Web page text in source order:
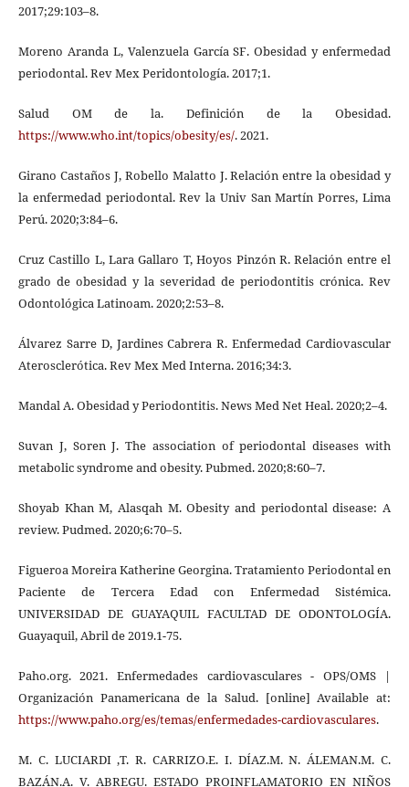
2017;29:103–8.
Moreno Aranda L, Valenzuela García SF. Obesidad y enfermedad
periodontal. Rev Mex Peridontología. 2017;1.
Salud OM de la. Definición de la Obesidad.
https://www.who.int/topics/obesity/es/. 2021.
Girano Castaños J, Robello Malatto J. Relación entre la obesidad y
la enfermedad periodontal. Rev la Univ San Martín Porres, Lima
Perú. 2020;3:84–6.
Cruz Castillo L, Lara Gallaro T, Hoyos Pinzón R. Relación entre el
grado de obesidad y la severidad de periodontitis crónica. Rev
Odontológica Latinoam. 2020;2:53–8.
Álvarez Sarre D, Jardines Cabrera R. Enfermedad Cardiovascular
Aterosclerótica. Rev Mex Med Interna. 2016;34:3.
Mandal A. Obesidad y Periodontitis. News Med Net Heal. 2020;2–4.
Suvan J, Soren J. The association of periodontal diseases with
metabolic syndrome and obesity. Pubmed. 2020;8:60–7.
Shoyab Khan M, Alasqah M. Obesity and periodontal disease: A
review. Pudmed. 2020;6:70–5.
Figueroa Moreira Katherine Georgina. Tratamiento Periodontal en
Paciente de Tercera Edad con Enfermedad Sistémica.
UNIVERSIDAD DE GUAYAQUIL FACULTAD DE ODONTOLOGÍA.
Guayaquil, Abril de 2019.1-75.
Paho.org. 2021. Enfermedades cardiovasculares - OPS/OMS |
Organización Panamericana de la Salud. [online] Available at:
https://www.paho.org/es/temas/enfermedades-cardiovasculares.
M. C. LUCIARDI ,T. R. CARRIZO.E. I. DÍAZ.M. N. ÁLEMAN.M. C.
BAZÁN.A. V. ABREGU. ESTADO PROINFLAMATORIO EN NIÑOS